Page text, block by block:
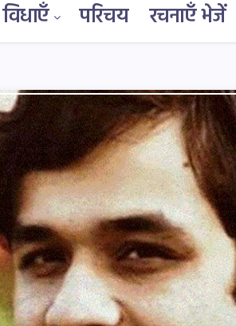
विधाएँ परिचय रचनाएँ भेजें